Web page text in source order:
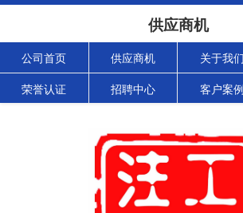
供应商机
公司首页 供应商机 关于我们
荣誉认证 招聘中心 客户案例